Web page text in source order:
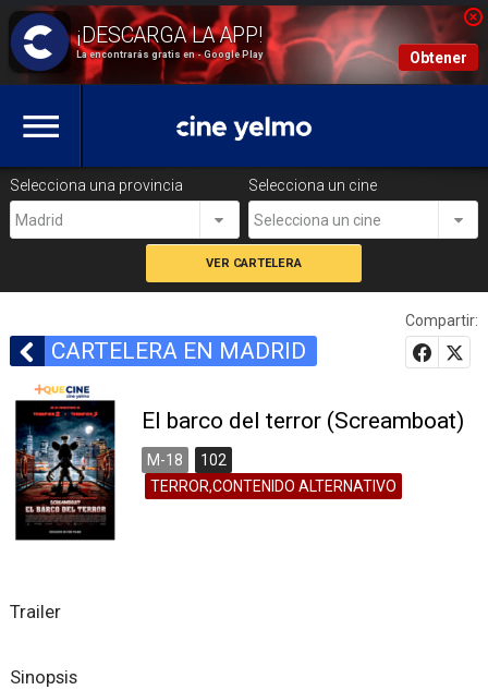
La encontrarás gratis en - Google Play Obtener
Selecciona una provincia
Madrid
Selecciona un cine
Selecciona un cine
CARTELERA EN MADRID
Compartir:
El barco del terror (Screamboat)
M-18
102
TERROR,CONTENIDO ALTERNATIVO
Trailer
Sinopsis